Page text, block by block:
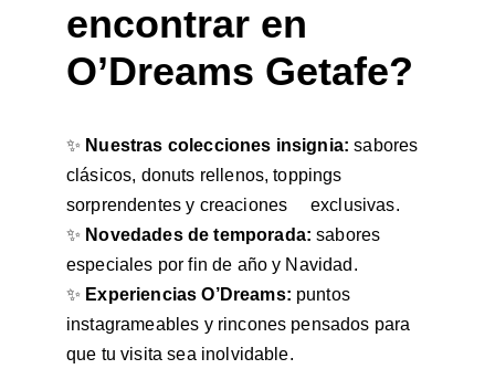
encontrar en
O’Dreams Getafe?
✨ Nuestras colecciones insignia: sabores
clásicos, donuts rellenos, toppings
sorprendentes y creaciones     exclusivas.
✨ Novedades de temporada: sabores
especiales por fin de año y Navidad.
✨ Experiencias O’Dreams: puntos
instagrameables y rincones pensados para
que tu visita sea inolvidable.